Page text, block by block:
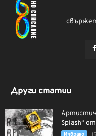
Други статии
Splash“
Избрано